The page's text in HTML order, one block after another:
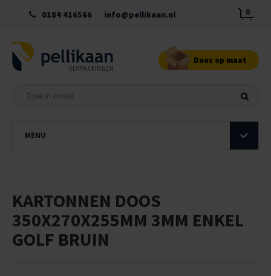
0184 416566 info@pellikaan.nl 0
Doos op maat
MENU
KARTONNEN DOOS
350X270X255MM 3MM ENKEL
GOLF BRUIN